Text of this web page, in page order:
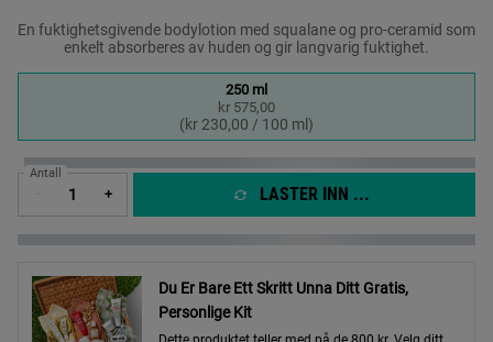
En fuktighetsgivende bodylotion med squalane og pro-ceramid som
enkelt absorberes av huden og gir langvarig fuktighet.
Selected
250 ml
kr 575,00
(kr 230,00 / 100 ml)
, 1 of 1
Antall
+ LASTER INN ...
Du Er Bare Ett Skritt Unna Ditt Gratis,
Personlige Kit